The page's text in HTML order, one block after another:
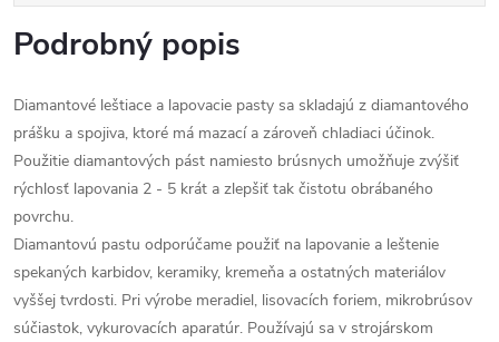
Podrobný popis
Diamantové leštiace a lapovacie pasty sa skladajú z diamantového
prášku a spojiva, ktoré má mazací a zároveň chladiaci účinok.
Použitie diamantových pást namiesto brúsnych umožňuje zvýšiť
rýchlosť lapovania 2 - 5 krát a zlepšiť tak čistotu obrábaného
povrchu.
Diamantovú pastu odporúčame použiť na lapovanie a leštenie
spekaných karbidov, keramiky, kremeňa a ostatných materiálov
vyššej tvrdosti. Pri výrobe meradiel, lisovacích foriem, mikrobrúsov
súčiastok, vykurovacích aparatúr. Používajú sa v strojárskom